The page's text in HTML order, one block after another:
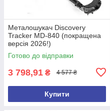
Металошукач Discovery
Tracker MD-840 (покращена
версія 2026!)
Готово до відправки
3 798,91 ₴ 4 577 ₴
Купити